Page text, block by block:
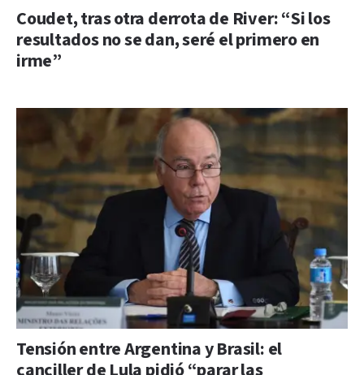
Coudet, tras otra derrota de River: “Si los
resultados no se dan, seré el primero en
irme”
Tensión entre Argentina y Brasil: el
canciller de Lula pidió “parar las